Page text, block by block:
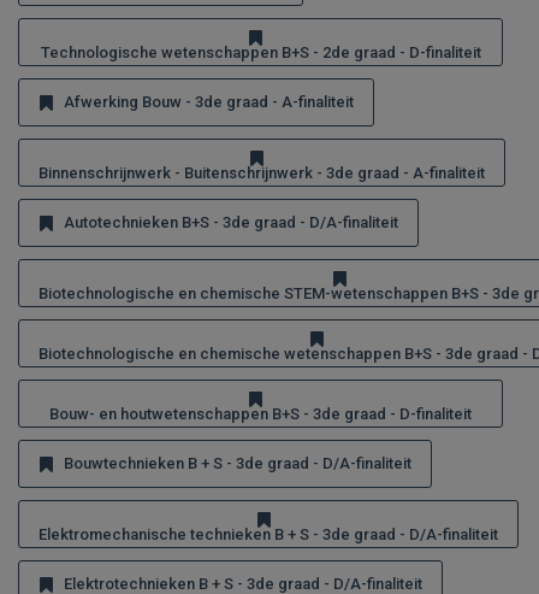
Technologische wetenschappen B+S - 2de graad - D-finaliteit
Afwerking Bouw - 3de graad - A-finaliteit
Binnenschrijnwerk - Buitenschrijnwerk - 3de graad - A-finaliteit
Autotechnieken B+S - 3de graad - D/A-finaliteit
Biotechnologische en chemische STEM-wetenschappen B+S - 3de
Biotechnologische en chemische wetenschappen B+S - 3de graad -
Bouw- en houtwetenschappen B+S - 3de graad - D-finaliteit
Bouwtechnieken B + S - 3de graad - D/A-finaliteit
Elektromechanische technieken B + S - 3de graad - D/A-finaliteit
Elektrotechnieken B + S - 3de graad - D/A-finaliteit